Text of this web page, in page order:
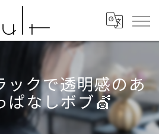
ックで透明感のあ
ぱなしボブ💇